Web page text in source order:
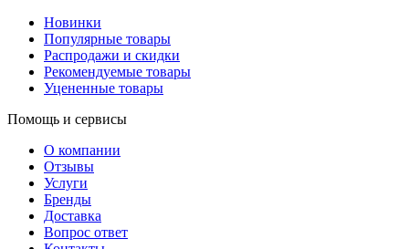
Новинки
Популярные товары
Распродажи и скидки
Рекомендуемые товары
Уцененные товары
Помощь и сервисы
О компании
Отзывы
Услуги
Бренды
Доставка
Вопрос ответ